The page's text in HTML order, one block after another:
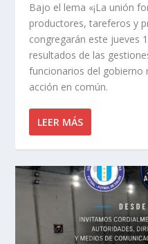
Bajo el lema «¡La unión
productores, tareferos y
congregarán este jueves
resultados de las
funcionarios del gobierno
acción en común.
LEER MÁS